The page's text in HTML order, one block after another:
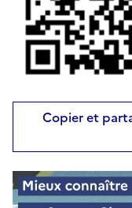
Copier et